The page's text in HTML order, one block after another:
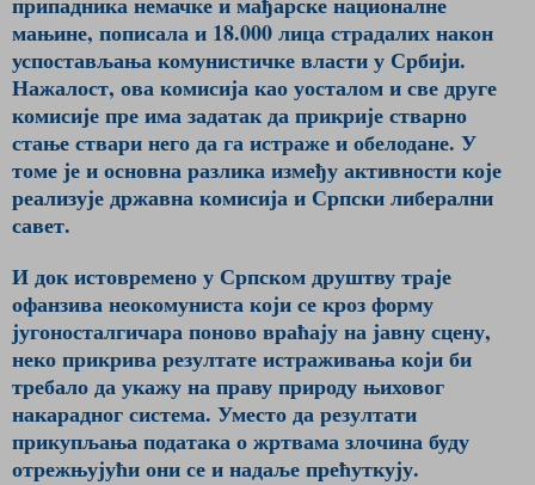
мањине, пописала и 18.000 лица страдалих након
успостављања комунистичке власти у Србији.
Нажалост, ова комисија као уосталом и све друге
комисије пре има задатак да прикрије стварно
стање ствари него да га истраже и обелодане. У
томе је и основна разлика између активности које
реализује државна комисија и Српски либерални
савет.
И док истовремено у Српском друштву траје
офанзива неокомуниста који се кроз форму
југоносталгичара поново враћају на јавну сцену,
неко прикрива резултате истраживања који би
требало да укажу на праву природу њиховог
накарадног система. Уместо да резултати
прикупљања података о жртвама злочина буду
отрежњујући они се и надаље прећуткују.